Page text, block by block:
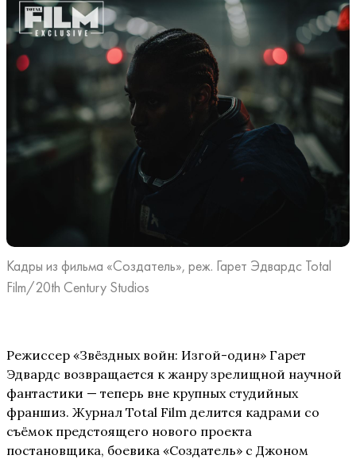
Кадры из фильма «Создатель», реж. Гарет Эдвардс Total
Film/20th Century Studios
Режиссер «Звёздных войн: Изгой-один» Гарет
Эдвардс возвращается к жанру зрелищной научной
фантастики — теперь вне крупных студийных
франшиз. Журнал Total Film делится кадрами со
съёмок предстоящего нового проекта
постановщика, боевика «Создатель» с Джоном